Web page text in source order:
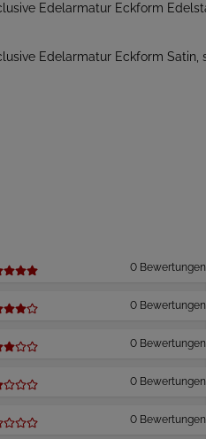
0 Bewertungen
0 Bewertungen
0 Bewertungen
0 Bewertungen
0 Bewertungen